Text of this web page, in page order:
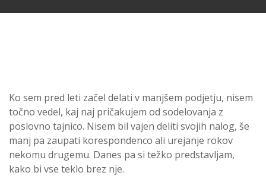
Ko sem pred leti začel delati v manjšem podjetju, nisem
točno vedel, kaj naj pričakujem od sodelovanja z
poslovno tajnico. Nisem bil vajen deliti svojih nalog, še
manj pa zaupati korespondenco ali urejanje rokov
nekomu drugemu. Danes pa si težko predstavljam,
kako bi vse teklo brez nje.